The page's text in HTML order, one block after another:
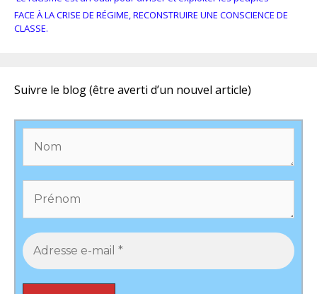
FACE À LA CRISE DE RÉGIME, RECONSTRUIRE UNE CONSCIENCE DE
CLASSE.
Suivre le blog (être averti d’un nouvel article)